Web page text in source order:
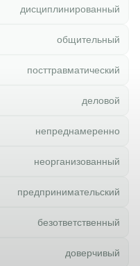
дисциплинированный
общительный
посттравматический
деловой
непреднамеренно
неорганизованный
предпринимательский
безответственный
доверчивый